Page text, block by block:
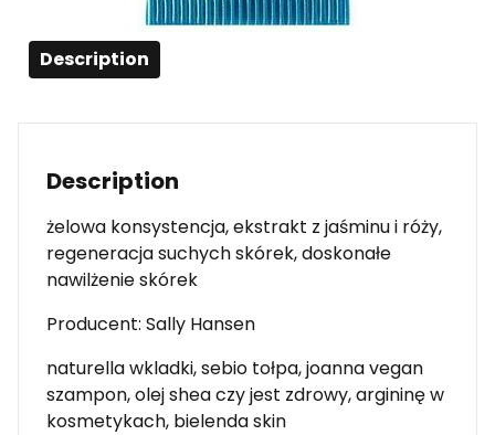
Description
Description
żelowa konsystencja, ekstrakt z jaśminu i róży,
regeneracja suchych skórek, doskonałe
nawilżenie skórek
Producent: Sally Hansen
naturella wkladki, sebio tołpa, joanna vegan
szampon, olej shea czy jest zdrowy, argininę w
kosmetykach, bielenda skin